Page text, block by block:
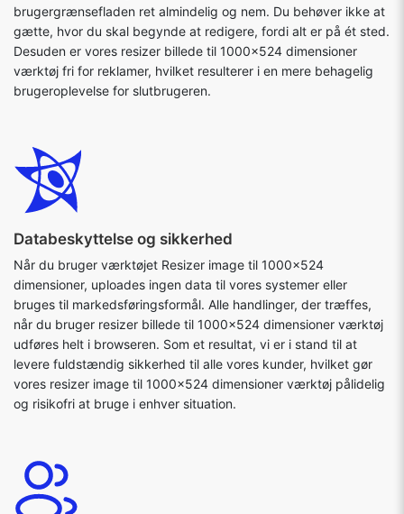
brugergrænsefladen ret almindelig og nem. Du behøver ikke at
gætte, hvor du skal begynde at redigere, fordi alt er på ét sted.
Desuden er vores resizer billede til 1000x524 dimensioner
værktøj fri for reklamer, hvilket resulterer i en mere behagelig
brugeroplevelse for slutbrugeren.
Databeskyttelse og sikkerhed
Når du bruger værktøjet Resizer image til 1000x524
dimensioner, uploades ingen data til vores systemer eller
bruges til markedsføringsformål. Alle handlinger, der træffes,
når du bruger resizer billede til 1000x524 dimensioner værktøj
udføres helt i browseren. Som et resultat, vi er i stand til at
levere fuldstændig sikkerhed til alle vores kunder, hvilket gør
vores resizer image til 1000x524 dimensioner værktøj pålidelig
og risikofri at bruge i enhver situation.